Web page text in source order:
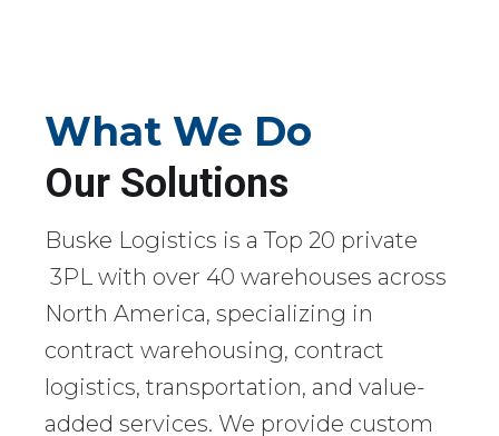
What We Do
Our Solutions
Buske Logistics is a Top 20 private
3PL with over 40 warehouses across
North America, specializing in
contract warehousing, contract
logistics, transportation, and value-
added services. We provide custom